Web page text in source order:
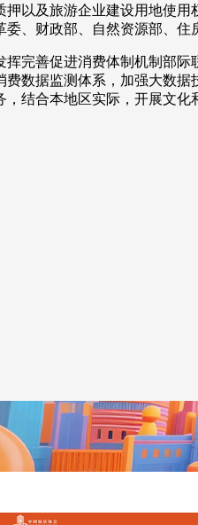
押以及旅游企业建设用地使
委、财政部、自然资源部、
善促进消费体制机制部际
费数据监测体系，加强大数
，结合本地区实际，开展文